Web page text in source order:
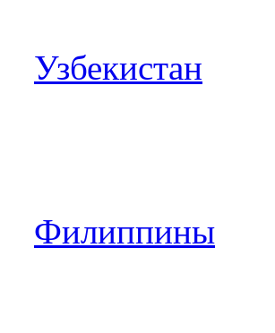
Узбекистан
Филиппины